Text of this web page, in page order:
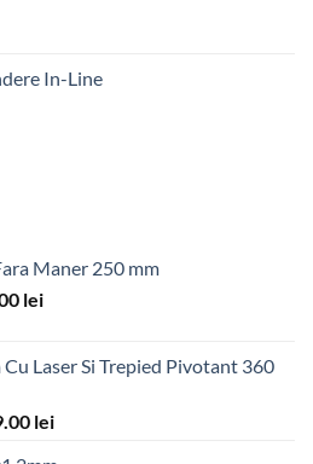
In-Line
Maner 250 mm
leiPrețul
35.00 lei.
Laser Si Trepied Pivotant 360
leiPrețul